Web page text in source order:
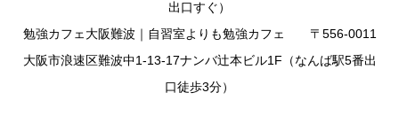
出口すぐ）
勉強カフェ大阪難波｜自習室よりも勉強カフェ 〒556-0011
大阪市浪速区難波中1-13-17ナンバ辻本ビル1F（なんば駅5番出
口徒歩3分）